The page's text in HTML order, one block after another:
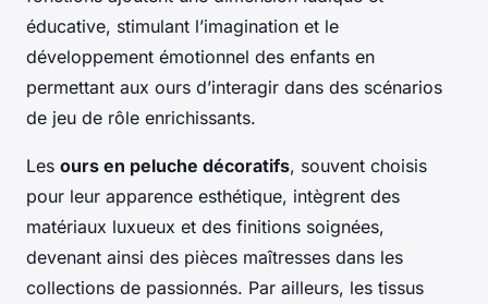
éducative, stimulant l’imagination et le
développement émotionnel des enfants en
permettant aux ours d’interagir dans des scénarios
de jeu de rôle enrichissants.
Les ours en peluche décoratifs, souvent choisis
pour leur apparence esthétique, intègrent des
matériaux luxueux et des finitions soignées,
devenant ainsi des pièces maîtresses dans les
collections de passionnés. Par ailleurs, les tissus